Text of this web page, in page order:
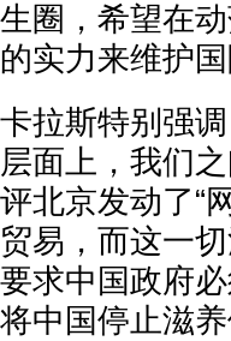
生圈，希望在
的实力来维护国
卡拉斯特别强
层面上，我们
评北京发动了“
贸易，而这一
要求中国政府
将中国停止滋